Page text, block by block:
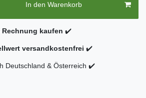
In den Warenkorb
kaufen ✔️
versandkostenfrei ✔️
Deutschland & Österreich ✔️